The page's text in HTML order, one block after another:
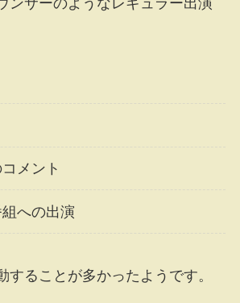
ンサーのようなレギュラー出演
メント
への出演
することが多かったようです。